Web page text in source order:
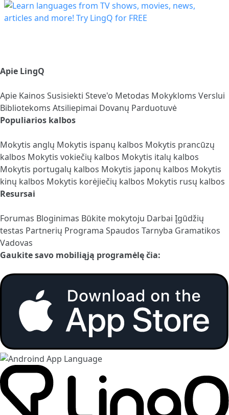
Apie LingQ
Apie Kainos Susisiekti Steve'o Metodas Mokykloms Verslui
Bibliotekoms Atsiliepimai Dovanų Parduotuvė
Populiarios kalbos
Mokytis anglų Mokytis ispanų kalbos Mokytis prancūzų
kalbos Mokytis vokiečių kalbos Mokytis italų kalbos
Mokytis portugalų kalbos Mokytis japonų kalbos Mokytis
kinų kalbos Mokytis korėjiečių kalbos Mokytis rusų kalbos
Resursai
Forumas Bloginimas Būkite mokytoju Darbai Įgūdžių
testas Partnerių Programa Spaudos Tarnyba Gramatikos
Vadovas
Gaukite savo mobiliąją programėlę čia: